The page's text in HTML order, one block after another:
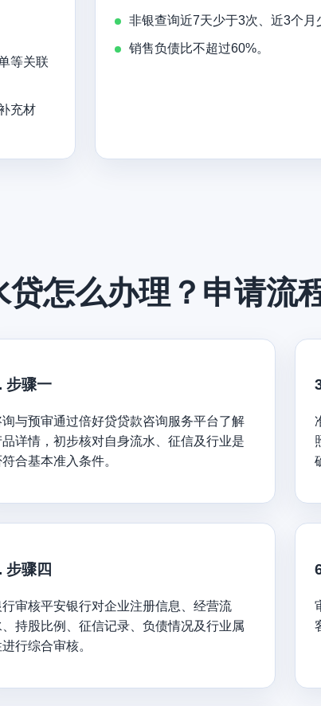
非银查询近7天少于3次、近3个月
销售负债比不超过60%。
等关联
充材
怎么办理？申请流
步骤一
询与预审通过倍好贷贷款咨询服务平台了解
品详情，初步核对自身流水、征信及行业是
合基本准入条件。
步骤四
行审核平安银行对企业注册信息、经营流
、持股比例、征信记录、负债情况及行业属
行综合审核。